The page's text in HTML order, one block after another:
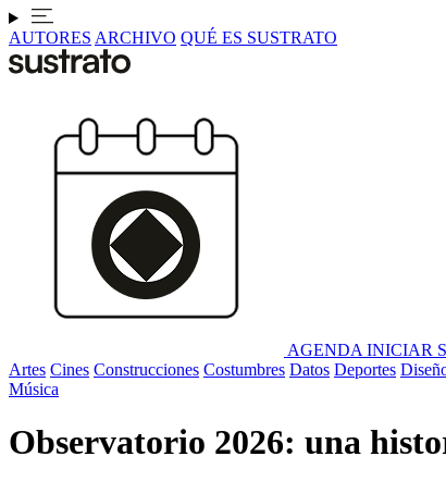
AUTORES ARCHIVO QUÉ ES SUSTRATO
AGENDA INICIAR
Artes Cines Construcciones Costumbres Datos Deportes
Música
Observatorio 2026: una